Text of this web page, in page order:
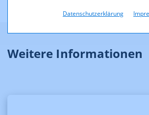
Datenschutzerklärung
Weitere Informationen